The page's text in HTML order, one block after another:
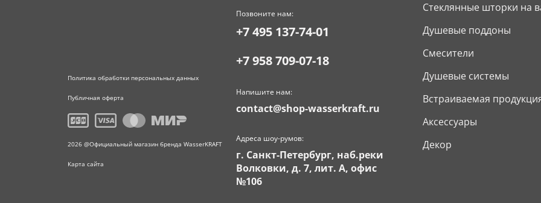
Политика обработки персональных данных
Публичная оферта
2026 @Официальный магазин бренда WasserKRAFT
Карта сайта
Позвоните нам:
+7 495 137-74-01
+7 958 709-07-18
Напишите нам:
contact@shop-wasserkraft.ru
Адреса шоу-румов:
г. Санкт-Петербург, наб.реки
Волковки, д. 7, лит. А, офис
№106
Стеклянные шторки на
Душевые поддоны
Смесители
Душевые системы
Встраиваемая
Аксессуары
Декор